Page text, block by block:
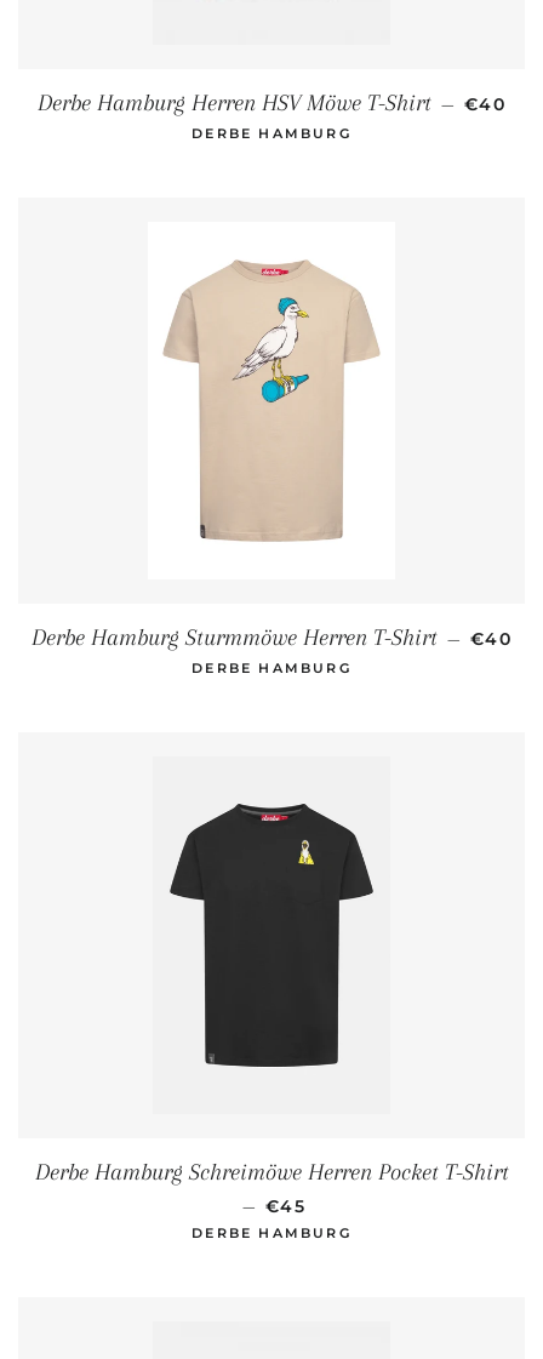
Derbe Hamburg Herren HSV Möwe T-Shirt — €40
DERBE HAMBURG
Derbe Hamburg Sturmmöwe Herren T-Shirt — €40
DERBE HAMBURG
Derbe Hamburg Schreimöwe Herren Pocket T-Shirt
— NORMALER PREIS
€45
DERBE HAMBURG